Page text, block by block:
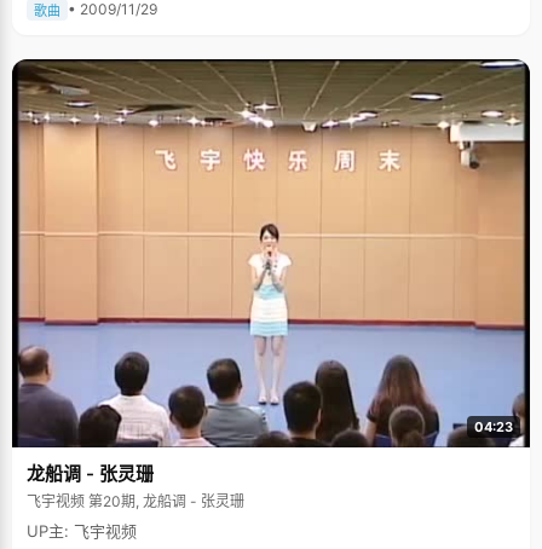
歌曲 • 2009/11/29
04:23
龙船调 - 张灵珊
飞宇视频 第20期, 龙船调 - 张灵珊
UP主: 飞宇视频